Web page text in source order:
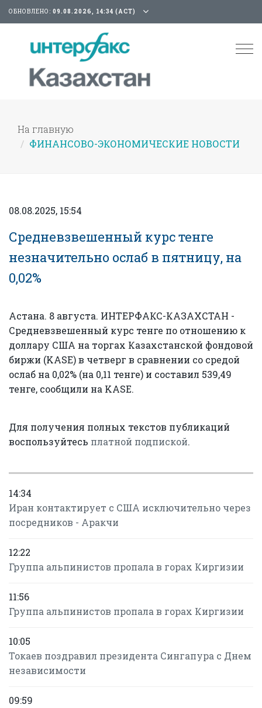
ОБНОВЛЕНО: 09.08.2026, 14:34 (АСТ)
На главную
ФИНАНСОВО-ЭКОНОМИЧЕСКИЕ НОВОСТИ
08.08.2025, 15:54
Средневзвешенный курс тенге
незначительно ослаб в пятницу, на
0,02%
Астана. 8 августа. ИНТЕРФАКС-КАЗАХСТАН -
Средневзвешенный курс тенге по отношению к
доллару США на торгах Казахстанской фондовой
биржи (KASE) в четверг в сравнении со средой
ослаб на 0,02% (на 0,11 тенге) и составил 539,49
тенге, сообщили на KASE.
Для получения полных текстов публикаций
воспользуйтесь платной подпиской.
14:34
Иран контактирует с США исключительно через
посредников - Аракчи
12:22
Группа альпинистов пропала в горах Киргизии
11:56
Группа альпинистов пропала в горах Киргизии
10:05
Токаев поздравил президента Сингапура с Днем
независимости
09:59